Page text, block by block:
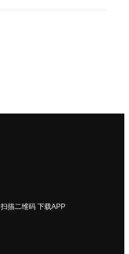
扫描二维码 下载APP